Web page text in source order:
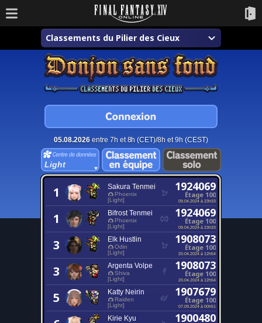
Classements du Pilier des Cieux
05.08.2026entre 7h et 8h (CET)/8h et 9h (CEST)
Light
1 Sakura Tenmei
Phoenix
[Light]
1924069
Étage 100
09.04.2024 à 23h33
1 Bifrost Tenmei
Phoenix
[Light]
1924069
Étage 100
09.04.2024 à 23h33
3 Elk Hustlin
Odin
[Light]
1908073
Étage 100
20.04.2024 à 12h54
3 Argenta Volpe
Shiva
[Light]
1908073
Étage 100
20.04.2024 à 12h54
5 Katty Neirin
Raiden
[Light]
1907679
Étage 100
07.09.2024 à 00h51
Kirie Kyu 1900480